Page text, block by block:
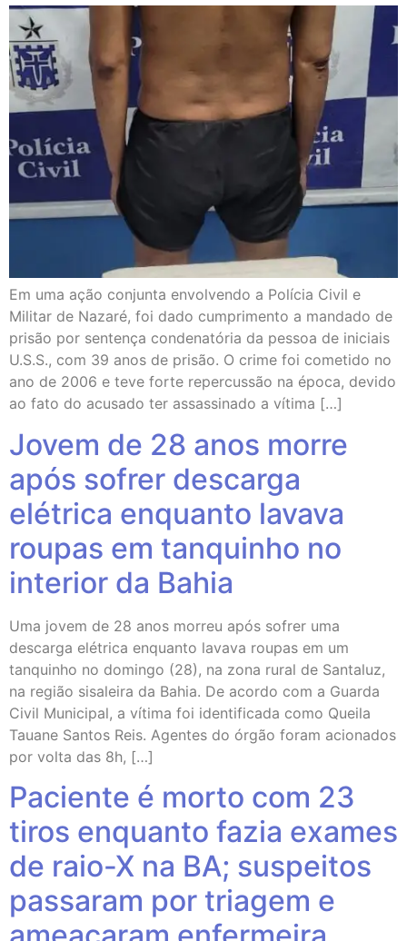
Em uma ação conjunta envolvendo a Polícia Civil e
Militar de Nazaré, foi dado cumprimento a mandado de
prisão por sentença condenatória da pessoa de iniciais
U.S.S., com 39 anos de prisão. O crime foi cometido no
ano de 2006 e teve forte repercussão na época, devido
ao fato do acusado ter assassinado a vítima […]
Jovem de 28 anos morre
após sofrer descarga
elétrica enquanto lavava
roupas em tanquinho no
interior da Bahia
Uma jovem de 28 anos morreu após sofrer uma
descarga elétrica enquanto lavava roupas em um
tanquinho no domingo (28), na zona rural de Santaluz,
na região sisaleira da Bahia. De acordo com a Guarda
Civil Municipal, a vítima foi identificada como Queila
Tauane Santos Reis. Agentes do órgão foram acionados
por volta das 8h, […]
Paciente é morto com 23
tiros enquanto fazia exames
de raio-X na BA; suspeitos
passaram por triagem e